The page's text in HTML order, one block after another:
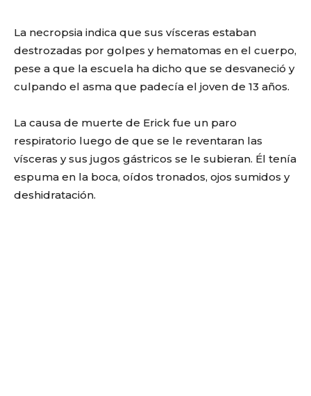
La necropsia indica que sus vísceras estaban
destrozadas por golpes y hematomas en el cuerpo,
pese a que la escuela ha dicho que se desvaneció y
culpando el asma que padecía el joven de 13 años.
La causa de muerte de Erick fue un paro
respiratorio luego de que se le reventaran las
vísceras y sus jugos gástricos se le subieran. Él tenía
espuma en la boca, oídos tronados, ojos sumidos y
deshidratación.